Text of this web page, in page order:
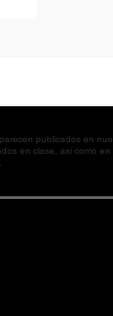
publicados en
en clase, así como